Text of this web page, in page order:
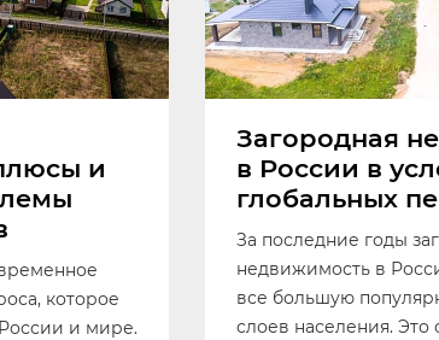
и
которое
и мире.
Загородная
в России в
глобальных
За последние годы
недвижимость в
все большую
слоев населения. Это